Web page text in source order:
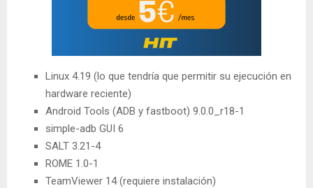
Linux 4.19 (lo que tendría que permitir su ejecución en
hardware reciente)
Android Tools (ADB y fastboot) 9.0.0_r18-1
simple-adb GUI 6
SALT 3.21-4
ROME 1.0-1
TeamViewer 14 (requiere instalación)